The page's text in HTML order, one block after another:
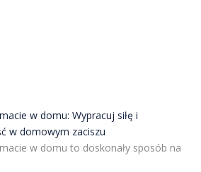
w domu: Wypracuj siłę i
w domowym zaciszu
w domu to doskonały sposób na